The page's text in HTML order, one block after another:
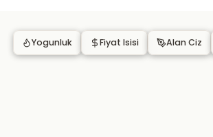
Yogunluk Fiyat Isisi Alan Ciz